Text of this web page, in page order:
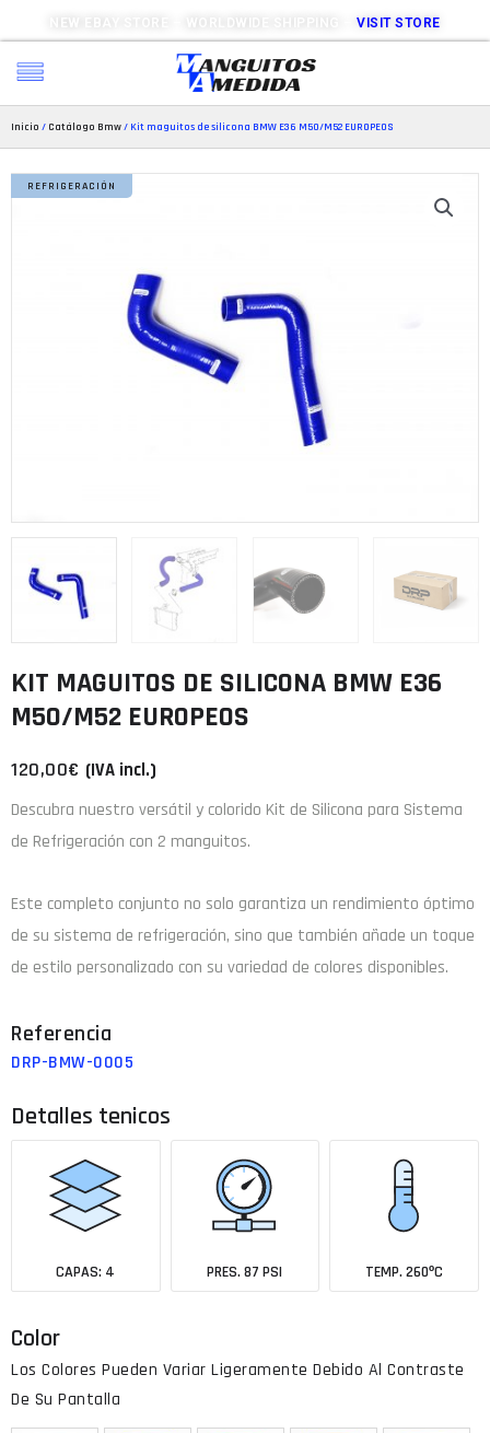
NEW EBAY STORE – WORLDWIDE SHIPPING –VISIT STORE
Inicio / Catálogo Bmw/ Kit maguitos de silicona BMW E36 M50/M52 EUROPEOS
REFRIGERACIÓN
KIT MAGUITOS DE SILICONA BMW E36
M50/M52 EUROPEOS
120,00€ (IVA incl.)
Descubra nuestro versátil y colorido Kit de Silicona para Sistema
de Refrigeración con 2 manguitos.
Este completo conjunto no solo garantiza un rendimiento óptimo
de su sistema de refrigeración, sino que también añade un toque
de estilo personalizado con su variedad de colores disponibles.
DRP-BMW-0005
Detalles tenicos
CAPAS: 4 PRES. 87 PSI TEMP. 260ºC
Color